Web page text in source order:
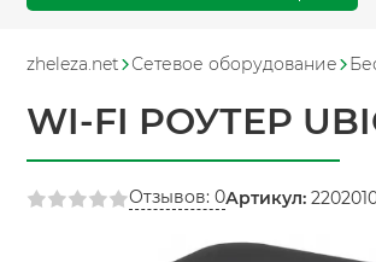
zheleza.net Сетевое оборудование
WI-FI РОУТЕР
Отзывов: 0Артикул: